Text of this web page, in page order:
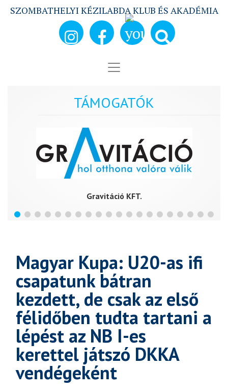
SZOMBATHELYI KÉZILABDA KLUB ÉS AKADÉMIA
TÁMOGATÓK
Gravitáció KFT.
Magyar Kupa: U20-as ifi
csapatunk bátran
kezdett, de csak az első
félidőben tudta tartani a
lépést az NB I-es
kerettel játszó DKKA
vendégeként